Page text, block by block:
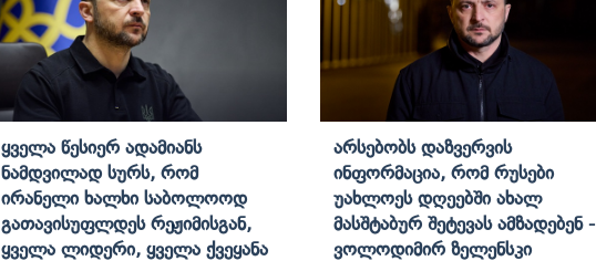
Ყველა Წესიერ Ადამიანს
Ნამდვილად Სურს, Რომ
Ირანელი Ხალხი Საბოლოოდ
Გათავისუფლდეს Რეჟიმისგან,
Ყველა Ლიდერი, Ყველა Ქვეყანა
Არსებობს Დაზვერვის
Ინფორმაცია, Რომ Რუსები
Უახლოეს Დღეებში Ახალ
Მასშტაბურ Შეტევას Ამზადებენ -
Ვოლოდიმირ Ზელენსკი